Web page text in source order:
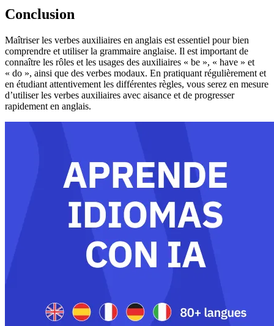
Conclusion
Maîtriser les verbes auxiliaires en anglais est essentiel pour bien
comprendre et utiliser la grammaire anglaise. Il est important de
connaître les rôles et les usages des auxiliaires « be », « have » et
« do », ainsi que des verbes modaux. En pratiquant régulièrement et
en étudiant attentivement les différentes règles, vous serez en mesure
d’utiliser les verbes auxiliaires avec aisance et de progresser
rapidement en anglais.